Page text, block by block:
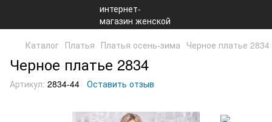
Каталог Платья Платья осень-зима Черное платье 2834
Черное платье 2834
Артикул: 2834-44 Оставить отзыв